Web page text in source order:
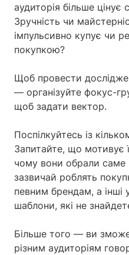
аудиторія більше цінує
Зручність чи
імпульсивно купує чи
покупкою?
Щоб провести
— організуйте фокус-
щоб задати вектор.
Поспілкуйтесь із
Запитайте, що мотивує
чому вони обрали
зазвичай роблять
певним брендам, а інші
шаблони, які не
Більше того — ви
різним аудиторіям